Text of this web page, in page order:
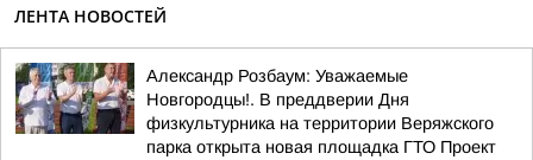
ЛЕНТА НОВОСТЕЙ
Александр Розбаум: Уважаемые
Новгородцы!. В преддверии Дня
физкультурника на территории Веряжского
парка открыта новая площадка ГТО Проект